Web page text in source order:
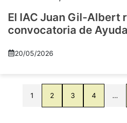
El IAC Juan Gil-Albert
convocatoria de
20/05/2026
1 2 3 4 …